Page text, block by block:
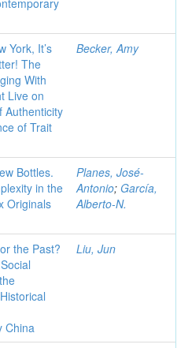
York, It’s
The
With
Live on
Authenticity
of Trait
Becker, Amy
Bottles.
in the
Originals
Planes, José-
Antonio; García,
Alberto-N.
the Past?
China
Liu, Jun